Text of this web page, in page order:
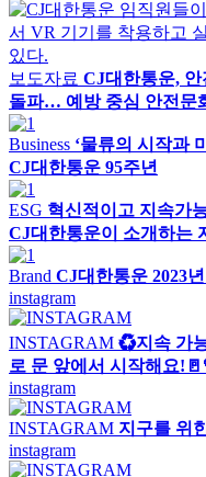
보도자료 CJ대한통운, 안
돌파… 예방 중심 안전문
Business ‘물류의 시작과
CJ대한통운 95주년
ESG 혁신적이고 지속가
CJ대한통운이 소개하는
Brand CJ대한통운 2023
instagram
INSTAGRAM ♻️지속 가
로 문 앞에서 시작해요
instagram
INSTAGRAM 지구를 위
instagram